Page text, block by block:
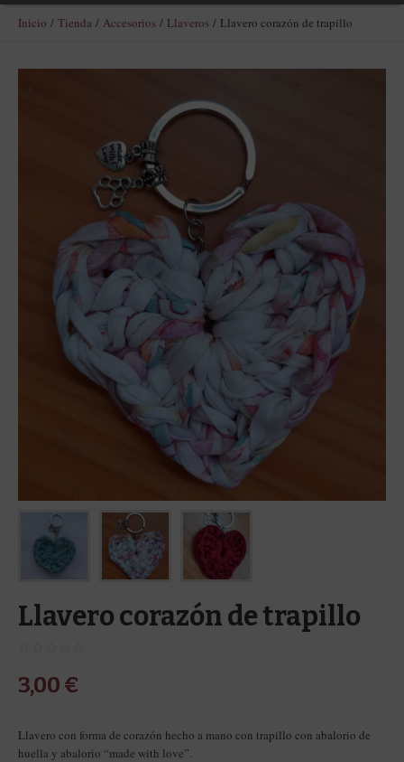
Inicio / Tienda / Accesorios / Llaveros / Llavero corazón de trapillo
Llavero corazón de trapillo
3,00 €
Llavero con forma de corazón hecho a mano con trapillo con abalorio de
huella y abalorio “made with love”.